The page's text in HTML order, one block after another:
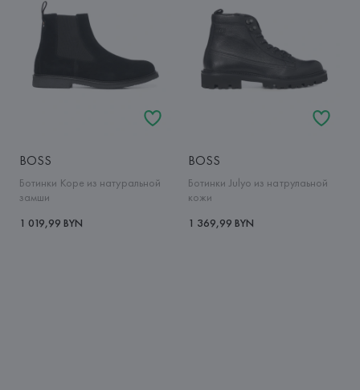
BOSS
Ботинки Kope из натуральной
замши
1 019,99 BYN
BOSS
Ботинки Julyo из натрулаьной
кожи
1 369,99 BYN